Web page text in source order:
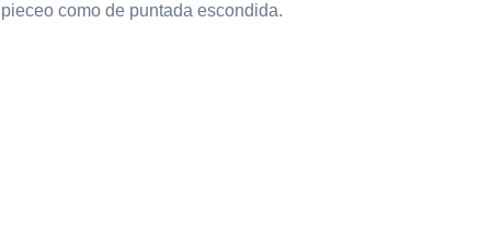
como de puntada escondida.